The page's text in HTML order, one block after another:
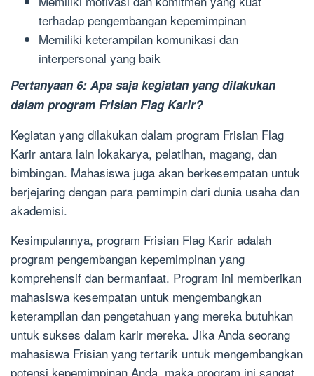
terhadap pengembangan kepemimpinan
Memiliki keterampilan komunikasi dan
interpersonal yang baik
Pertanyaan 6: Apa saja kegiatan yang dilakukan
dalam program Frisian Flag Karir?
Kegiatan yang dilakukan dalam program Frisian Flag
Karir antara lain lokakarya, pelatihan, magang, dan
bimbingan. Mahasiswa juga akan berkesempatan untuk
berjejaring dengan para pemimpin dari dunia usaha dan
akademisi.
Kesimpulannya, program Frisian Flag Karir adalah
program pengembangan kepemimpinan yang
komprehensif dan bermanfaat. Program ini memberikan
mahasiswa kesempatan untuk mengembangkan
keterampilan dan pengetahuan yang mereka butuhkan
untuk sukses dalam karir mereka. Jika Anda seorang
mahasiswa Frisian yang tertarik untuk mengembangkan
potensi kepemimpinan Anda, maka program ini sangat